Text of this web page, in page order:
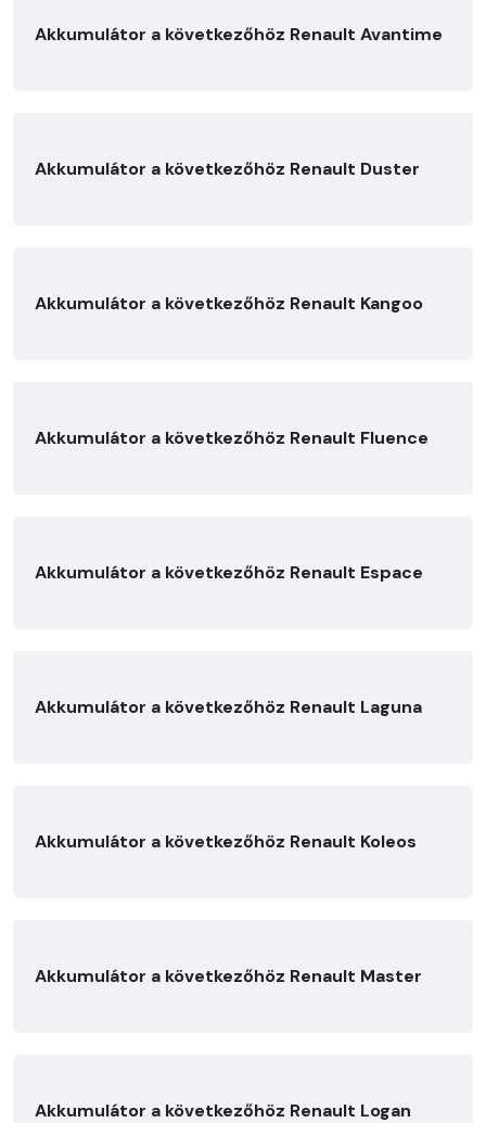
Akkumulátor a következőhöz Renault Avantime
Akkumulátor a következőhöz Renault Duster
Akkumulátor a következőhöz Renault Kangoo
Akkumulátor a következőhöz Renault Fluence
Akkumulátor a következőhöz Renault Espace
Akkumulátor a következőhöz Renault Laguna
Akkumulátor a következőhöz Renault Koleos
Akkumulátor a következőhöz Renault Master
Akkumulátor a következőhöz Renault Logan